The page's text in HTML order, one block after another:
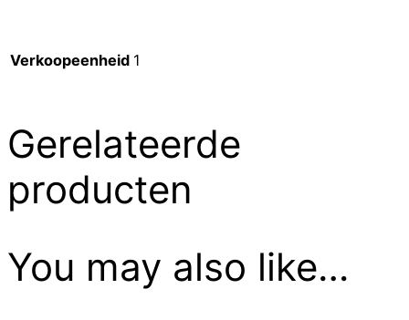
Verkoopeenheid 1
Gerelateerde
producten
You may also like…